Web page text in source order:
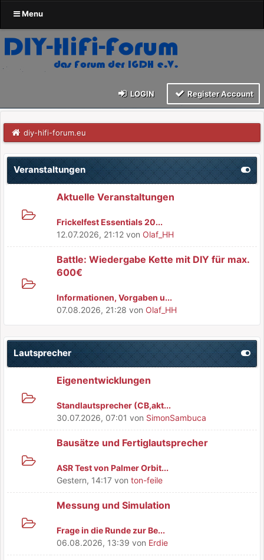
Menu
LOGIN Register Account
diy-hifi-forum.eu
Veranstaltungen
Aktuelle Veranstaltungen
Frickelfest Essentials 20...
12.07.2026, 21:12 von Olaf_HH
Battle: Wiedergabe Kette mit DIY für max.
600€
Informationen, Vorgaben u...
07.08.2026, 21:28 von Olaf_HH
Lautsprecher
Eigenentwicklungen
Standlautsprecher (CB,akt...
30.07.2026, 07:01 von SimonSambuca
Bausätze und Fertiglautsprecher
ASR Test von Palmer Orbit...
Gestern, 14:17 von ton-feile
Messung und Simulation
Frage in die Runde zur Be...
06.08.2026, 13:39 von Erdie